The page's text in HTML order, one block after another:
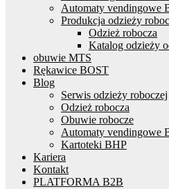
Automaty vendingowe
Produkcja odzieży
Odzież robocza
Katalog odzieży
obuwie MTS
Rękawice BOST
Blog
Serwis odzieży roboczej
Odzież robocza
Obuwie robocze
Automaty vendingowe
Kartoteki BHP
Kariera
Kontakt
PLATFORMA B2B